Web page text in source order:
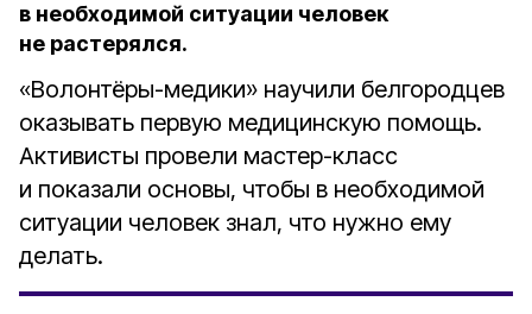
в необходимой ситуации человек
не растерялся.
«Волонтёры-медики» научили белгородцев
оказывать первую медицинскую помощь.
Активисты провели мастер-класс
и показали основы, чтобы в необходимой
ситуации человек знал, что нужно ему
делать.